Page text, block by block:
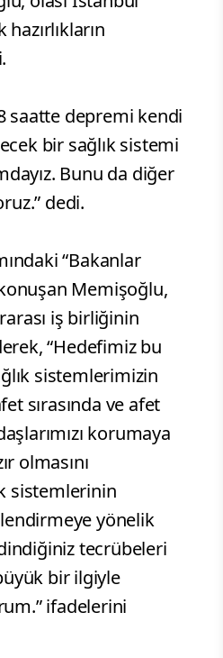
saatte depremi kendi
bir sağlık sistemi
Bunu da diğer
dedi.
“Bakanlar
Memişoğlu,
iş birliğinin
“Hedefimiz bu
sistemlerimizin
sırasında ve afet
korumaya
olmasını
sistemlerinin
yönelik
tecrübeleri
bir ilgiyle
ifadelerini